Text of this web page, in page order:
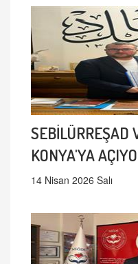
SEBİLÜRREŞAD
KONYA'YA
14 Nisan 2026 Salı